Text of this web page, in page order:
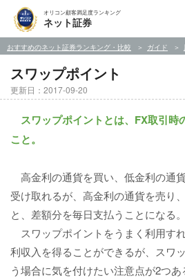
オリコン顧客満足度ランキング
ネット証券
おすすめのネット証券ランキング・比較 ガイド
スワップポイント
更新日：2017-09-20
スワップポイントとは、FX取引時
こと。
高金利の通貨を買い、低金利の通
受け取れるが、高金利の通貨を売り
と、差額分を毎日支払うことになる。
スワップポイントをうまく利用す
利収入を得ることができるが、スワ
う場合に気を付けたい注意点が2つあ